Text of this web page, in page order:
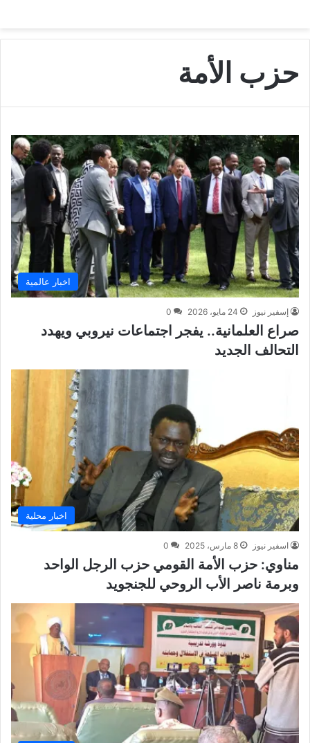
حزب الأمة
اخبار عالمية
إسفير نيوز 24 مايو، 2026 0
صراع العلمانية.. يفجر اجتماعات نيروبي ويهدد
التحالف الجديد
اخبار محلية
اسفير نيوز 8 مارس، 2025 0
مناوي: حزب الأمة القومي حزب الرجل الواحد
وبرمة ناصر الأب الروحي للجنجويد